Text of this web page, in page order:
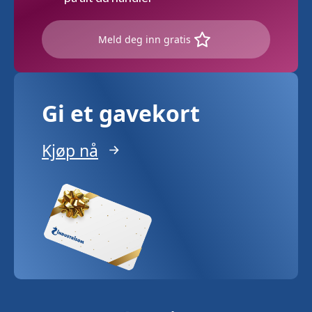
Meld deg inn gratis
Gi et gavekort
Kjøp nå